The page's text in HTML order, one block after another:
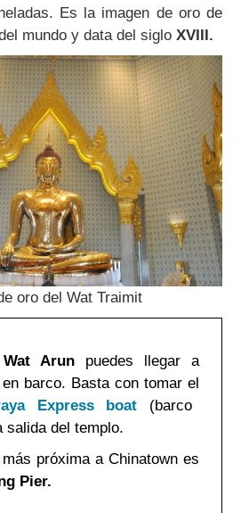
Es la imagen de oro de
mundo y data del siglo XVIII.
oro del Wat Traimit
Wat Arun puedes llegar a
barco. Basta con tomar el
Express boat (barco
salida del templo.
próxima a Chinatown es
Pier.